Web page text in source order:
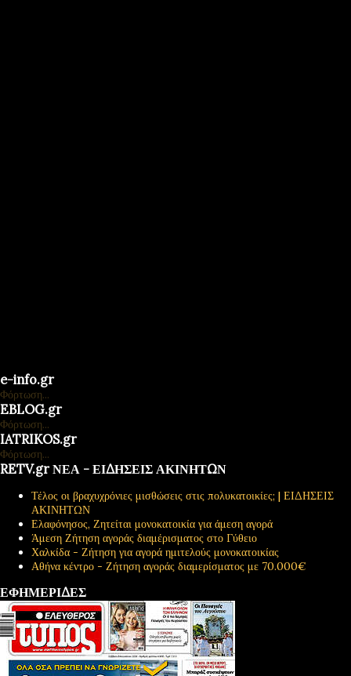
e-info.gr
Φόρτωση...
EBLOG.gr
Φόρτωση...
IATRIKOS.gr
Φόρτωση...
RETV.gr ΝΕΑ - ΕΙΔΗΣΕΙΣ ΑΚΙΝΗΤΩΝ
Τέλος οι βραχυχρόνιες μισθώσεις στις πολυκατοικίες; | ΕΙΔΗΣΕΙΣ
ΑΚΙΝΗΤΩΝ
Ελαφόνησος, Ζητείται μονοκατοικία για άμεση αγορά
Άμεση Ζήτηση αγοράς διαμέρισματος στο Γύθειο
Χαλκίδα - Ζήτηση για αγορά ημιτελούς μονοκατοικίας
Αθήνα κέντρο - Ζήτηση αγοράς διαμερίσματος με 70.000€
ΕΦΗΜΕΡΙΔΕΣ